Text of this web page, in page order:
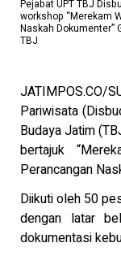
Pejabat UPT TBJ
workshop “Merekam
Naskah Dokumenter”
TBJ
Pariwisata
Budaya Jatim
bertajuk
Perancangan
Diikuti oleh 50
dengan latar
dokumentasi